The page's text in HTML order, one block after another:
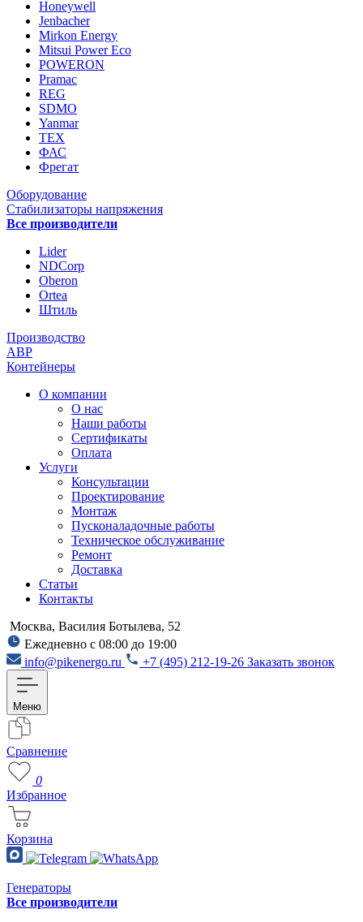
Honeywell
Jenbacher
Mirkon Energy
Mitsui Power Eco
POWERON
Pramac
REG
SDMO
Yanmar
ТЕХ
ФАС
Фрегат
Оборудование
Стабилизаторы напряжения
Все производители
Lider
NDCorp
Oberon
Ortea
Штиль
Производство
АВР
Контейнеры
О компании
О нас
Наши работы
Сертификаты
Оплата
Услуги
Консультации
Проектирование
Монтаж
Пусконаладочные работы
Техническое обслуживание
Ремонт
Доставка
Статьи
Контакты
Москва, Василия Ботылева, 52
Ежедневно с 08:00 до 19:00
info@pikenergo.ru
+7 (495) 212-19-26 Заказать звонок
Меню
Сравнение
0
Избранное
Корзина
Генераторы
Все производители